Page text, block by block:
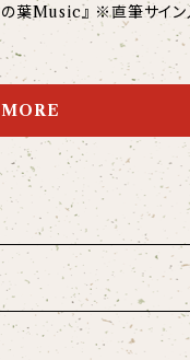
「星の組
ツレヘムの星、カペラ』 Op.
変ホ長調 Op.9-2 バラ
ンツ・リスト -Franz Liszt
Technician :
Graphic Design :
(Echo Hall) Jan. 6-
製品番号：NAT22011
発売日：2022年6月16日 特
MORE